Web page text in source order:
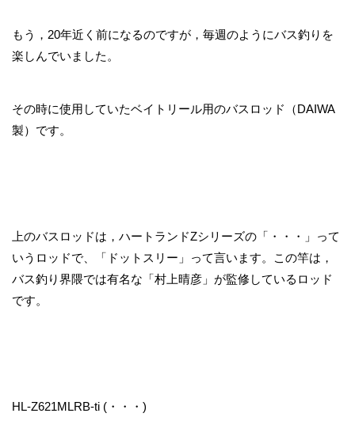
もう，20年近く前になるのですが，毎週のようにバス釣りを
楽しんでいました。
その時に使用していたベイトリール用のバスロッド（DAIWA
製）です。
上のバスロッドは，ハートランドZシリーズの「・・・」って
いうロッドで、「ドットスリー」って言います。この竿は，
バス釣り界隈では有名な「村上晴彦」が監修しているロッド
です。
HL-Z621MLRB-ti (・・・)